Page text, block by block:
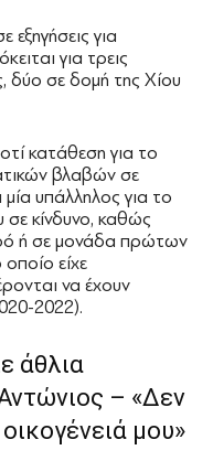
εξηγήσεις για
για τρεις
δύο σε δομή της Χίου
κατάθεση για το
βλαβών σε
υπάλληλος για το
σε κίνδυνο, καθώς
ή σε μονάδα πρώτων
είχε
να έχουν
2022).
άθλια
– «Δεν
μου»